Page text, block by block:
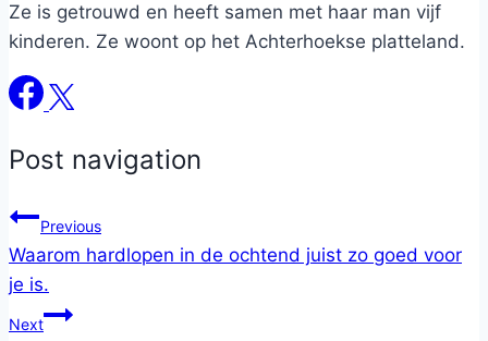
Ze is getrouwd en heeft samen met haar man vijf
kinderen. Ze woont op het Achterhoekse platteland.
Post navigation
Previous
Waarom hardlopen in de ochtend juist zo goed voor
je is.
Next